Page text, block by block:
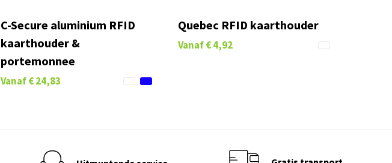
C-Secure aluminium RFID
kaarthouder &
portemonnee
Vanaf€ 24,83
Quebec RFID kaarthouder
Vanaf€ 4,92